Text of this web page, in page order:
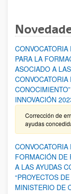
PARA LA
ASOCIADO A
CONVOCATORIA
INNOVACIÓN
Corrección de
ayudas
FORMACIÓN DE
A LAS AYUDAS
“PROYECTOS
MINISTERIO DE